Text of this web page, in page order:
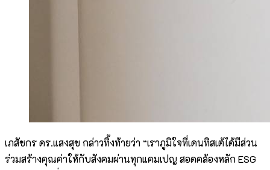
เภสัชกร ดร.แสงสุข กล่าวทิ้งท้ายว่า “เราภูมิใจที่เดนทิสเต้ได้มีส่วน
ร่วมสร้างคุณค่าให้กับสังคมผ่านทุกแคมเปญ สอดคล้องหลัก ESG